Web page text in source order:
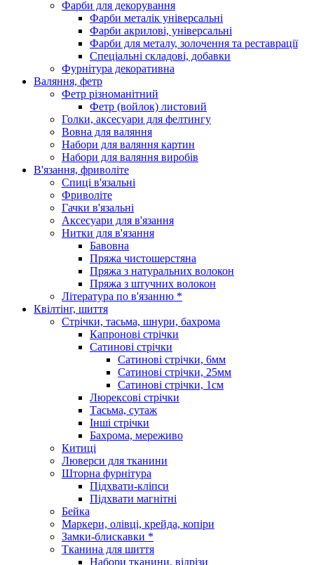
Фарби для декорування
Фарби металік універсальні
Фарби акрилові, універсальні
Фарби для металу, золочення та реставрації
Спеціальні складові, добавки
Фурнітура декоративна
Валяння, фетр
Фетр різноманітний
Фетр (войлок) листовий
Голки, аксесуари для фелтингу
Вовна для валяння
Набори для валяння картин
Набори для валяння виробів
В'язання, фриволіте
Спиці в'язальні
Фриволіте
Гачки в'язальні
Аксесуари для в'язання
Нитки для в'язання
Бавовна
Пряжа чистошерстяна
Пряжа з натуральних волокон
Пряжа з штучних волокон
Література по в'язанню *
Квілтінг, шиття
Стрічки, тасьма, шнури, бахрома
Капронові стрічки
Сатинові стрічки
Сатинові стрічки, 6мм
Сатинові стрічки, 25мм
Сатинові стрічки, 1см
Люрексові стрічки
Тасьма, сутаж
Інші стрічки
Бахрома, мереживо
Китиці
Люверси для тканини
Шторна фурнітура
Підхвати-кліпси
Підхвати магнітні
Бейка
Маркери, олівці, крейда, копіри
Замки-блискавки *
Тканина для шиття
Набори тканини, відрізи